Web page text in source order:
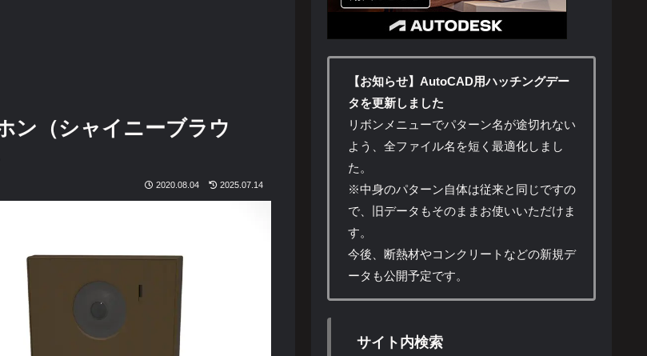
ン（シャイニーブラウ
2020.08.04 2025.07.14
【お知らせ】AutoCAD用ハッチングデー
タを更新しました
リボンメニューでパターン名が途切れない
よう、全ファイル名を短く最適化しまし
た。
※中身のパターン自体は従来と同じですの
で、旧データもそのままお使いいただけま
す。
今後、断熱材やコンクリートなどの新規デ
ータも公開予定です。
サイト内検索